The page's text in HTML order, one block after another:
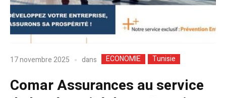
17 novembre 2025 dans ECONOMIE Tunisie
Comar Assurances au service